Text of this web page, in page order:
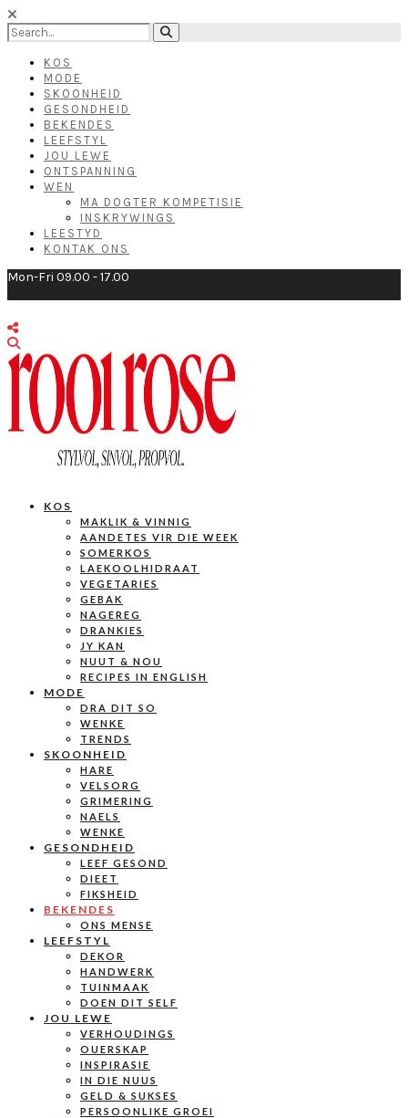
KOS
MODE
SKOONHEID
GESONDHEID
BEKENDES
LEEFSTYL
JOU LEWE
ONTSPANNING
WEN
MA DOGTER KOMPETISIE
INSKRYWINGS
LEESTYD
KONTAK ONS
Mon-Fri 09.00 - 17.00
KOS
MAKLIK & VINNIG
AANDETES VIR DIE WEEK
SOMERKOS
LAEKOOLHIDRAAT
VEGETARIES
GEBAK
NAGEREG
DRANKIES
JY KAN
NUUT & NOU
RECIPES IN ENGLISH
MODE
DRA DIT SO
WENKE
TRENDS
SKOONHEID
HARE
VELSORG
GRIMERING
NAELS
WENKE
GESONDHEID
LEEF GESOND
DIEET
FIKSHEID
BEKENDES
ONS MENSE
LEEFSTYL
DEKOR
HANDWERK
TUINMAAK
DOEN DIT SELF
JOU LEWE
VERHOUDINGS
OUERSKAP
INSPIRASIE
IN DIE NUUS
GELD & SUKSES
PERSOONLIKE GROEI